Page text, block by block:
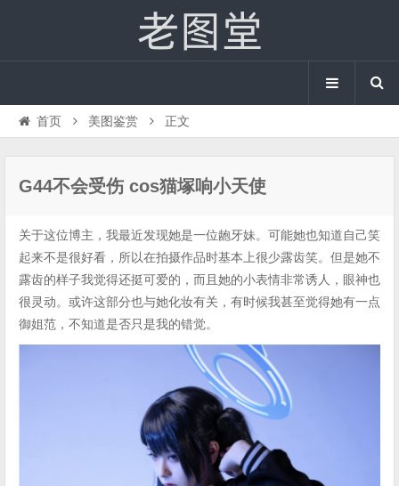
首页 美图鉴赏 正文
G44不会受伤 cos猫塚响小天使
关于这位博主，我最近发现她是一位龅牙妹。可能她也知道自己笑
起来不是很好看，所以在拍摄作品时基本上很少露齿笑。但是她不
露齿的样子我觉得还挺可爱的，而且她的小表情非常诱人，眼神也
很灵动。或许这部分也与她化妆有关，有时候我甚至觉得她有一点
御姐范，不知道是否只是我的错觉。